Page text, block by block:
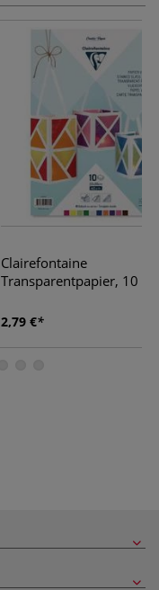
Clairefontaine
Transparentpapier, 10
2,79 €